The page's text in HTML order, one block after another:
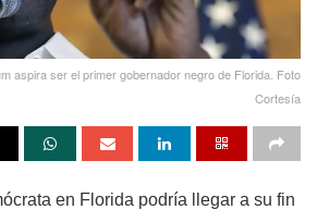
aspira ser el primer gobernador negro de Florida. Foto
Cortesía
en Florida podría llegar a su fin